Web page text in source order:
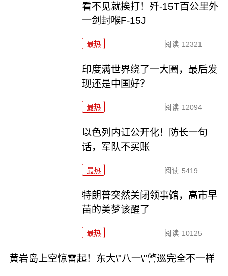
看不见就挨打！歼-15T百公里外
一剑封喉F-15J
最热 阅读 12321
印度满世界绕了一大圈，最后发
现还是中国好？
最热 阅读 12094
以色列内讧公开化！防长一句
话，军队不买账
最热 阅读 5419
特朗普突然关闭领事馆，高市早
苗的美梦该醒了
最热 阅读 10125
黄岩岛上空惊雷起！东大\"八一\"警巡完全不一样